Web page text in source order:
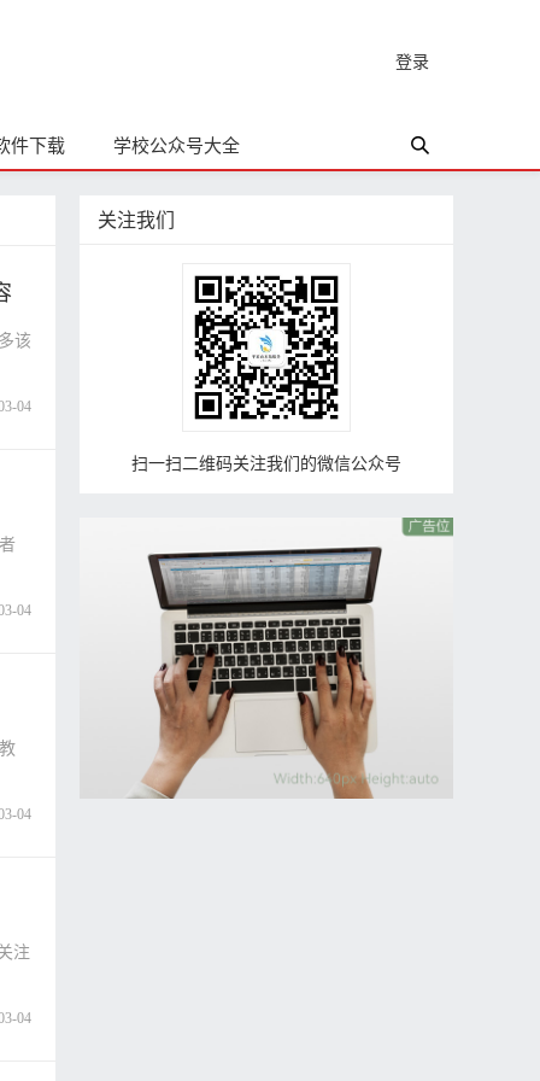
登录
件下载 学校公众号大全
该
04
04
04
注
04
关注我们
扫一扫二维码关注我们的微信公众号